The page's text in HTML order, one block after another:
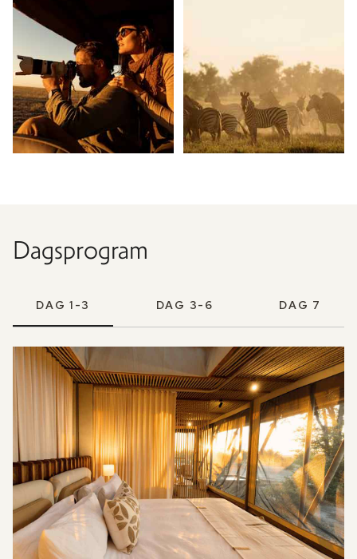
Dagsprogram
DAG 1-3 DAG 3-6 DAG 7